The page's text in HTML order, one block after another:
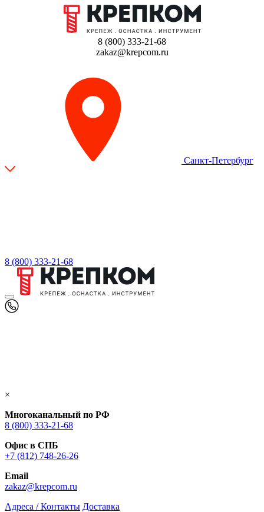
8 (800) 333-21-68
zakaz@krepcom.ru
Санкт-Петербург
8 (800) 333-21-68
×
Многоканальный по РФ
8 (800) 333‑21-68
Офис в СПБ
+7 (812) 748‑26-26
Email
zakaz@krepcom.ru
Адреса / Контакты Доставка